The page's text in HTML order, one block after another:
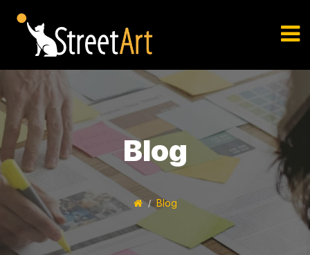
Blog
Blog